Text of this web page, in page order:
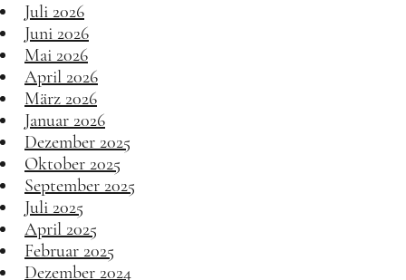
Juli 2026
Juni 2026
Mai 2026
April 2026
März 2026
Januar 2026
Dezember 2025
Oktober 2025
September 2025
Juli 2025
April 2025
Februar 2025
Dezember 2024